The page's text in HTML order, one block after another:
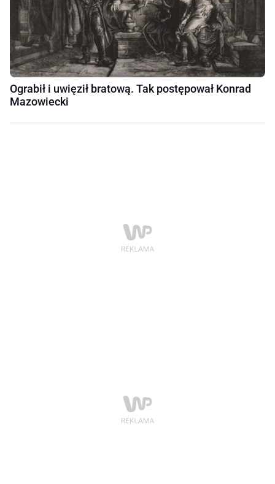
Ograbił i uwięził bratową. Tak postępował Konrad
Mazowiecki